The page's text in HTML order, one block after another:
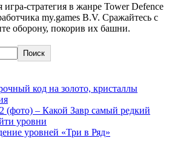
игра-стратегия в жанре Tower Defence
my.games B.V. Сражайтесь с
оборону, покорив их башни.
Поиск
код на золото, кристаллы
(фото) – Какой Завр самый редкий
уровней «Три в Ряд»